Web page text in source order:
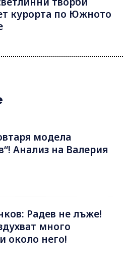
курорта по Южното
модела
Анализ на Валерия
Радев не лъже!
много
около него!